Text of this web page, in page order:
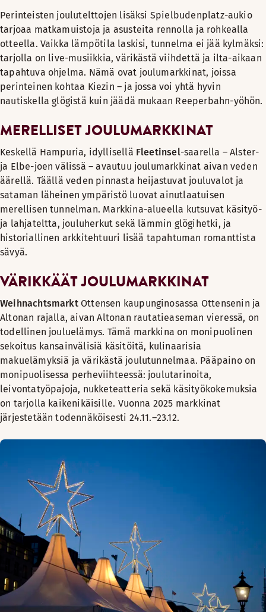
Perinteisten joulutelttojen lisäksi Spielbudenplatz-aukio
tarjoaa matkamuistoja ja asusteita rennolla ja rohkealla
otteella. Vaikka lämpötila laskisi, tunnelma ei jää kylmäksi:
tarjolla on live-musiikkia, värikästä viihdettä ja ilta-aikaan
tapahtuva ohjelma. Nämä ovat joulumarkkinat, joissa
perinteinen kohtaa Kiezin – ja jossa voi yhtä hyvin
nautiskella glögistä kuin jäädä mukaan Reeperbahn-yöhön.
MERELLISET JOULUMARKKINAT
Keskellä Hampuria, idyllisellä Fleetinsel-saarella – Alster-
ja Elbe-joen välissä – avautuu joulumarkkinat aivan veden
äärellä. Täällä veden pinnasta heijastuvat jouluvalot ja
sataman läheinen ympäristö luovat ainutlaatuisen
merellisen tunnelman. Markkina-alueella kutsuvat käsityö-
ja lahjateltta, jouluherkut sekä lämmin glögihetki, ja
historiallinen arkkitehtuuri lisää tapahtuman romanttista
sävyä.
VÄRIKKÄÄT JOULUMARKKINAT
Weihnachtsmarkt Ottensen kaupunginosassa Ottensenin ja
Altonan rajalla, aivan Altonan rautatieaseman vieressä, on
todellinen jouluelämys. Tämä markkina on monipuolinen
sekoitus kansainvälisiä käsitöitä, kulinaarisia
makuelämyksiä ja värikästä joulutunnelmaa. Pääpaino on
monipuolisessa perheviihteessä: joulutarinoita,
leivontatyöpajoja, nukketeatteria sekä käsityökokemuksia
on tarjolla kaikenikäisille. Vuonna 2025 markkinat
järjestetään todennäköisesti 24.11.–23.12.